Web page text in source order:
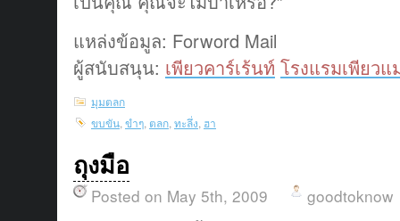
แหล่งข้อมูล: Forword Mail
ผู้สนับสนุน: เพียวคาร์เร้นท์ โรงแรมเพียว
มุมตลก
ขบขัน ขำๆ ตลก ทะลึ่ง ฮา
ถุงมือ
Posted on May 5th, 2009 goodtoknow